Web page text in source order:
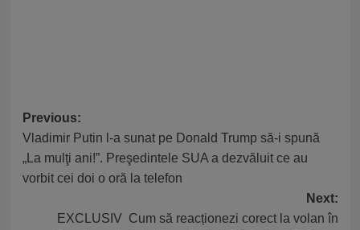
Post
navigation
Previous:
Vladimir Putin l-a sunat pe Donald Trump să-i spună
„La mulţi ani!”. Preşedintele SUA a dezvăluit ce au
vorbit cei doi o oră la telefon
Next:
EXCLUSIV Cum să reacționezi corect la volan în